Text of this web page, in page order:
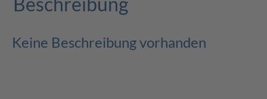
Keine Beschreibung vorhanden